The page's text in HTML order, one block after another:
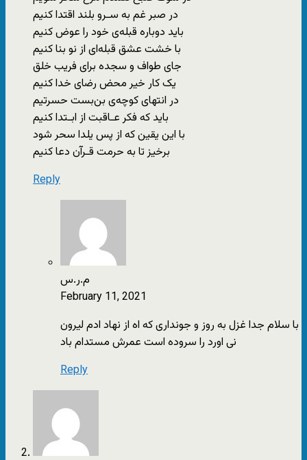
در صبر غم به سـرو بلند اقتدا کنیم
باید دوباره قبله‌ی خود را عوض کنیم
با خشت عشق قبله‌ای از نو بنا کنیم
جای طواف‌ و سجده برای فریب خلق
یک کار خیر محض رضای خدا کنیم
در انتهای کوچه‌ی بن‌بست حسرتیم
باید که فکر عـاقبت از ابـتدا کنیم
با این‌ یقین که‌ از پس‌ یلدا سحر شود
برخیز تا به حرمت قـرآن دعا کنیم
Reply
م.ر.س
February 11, 2021
با سلام جدا غزل به روز و جونداری که اه از نهاد ادم لیرون
نی اورد را سروده است عمرش مستدام باد
Reply